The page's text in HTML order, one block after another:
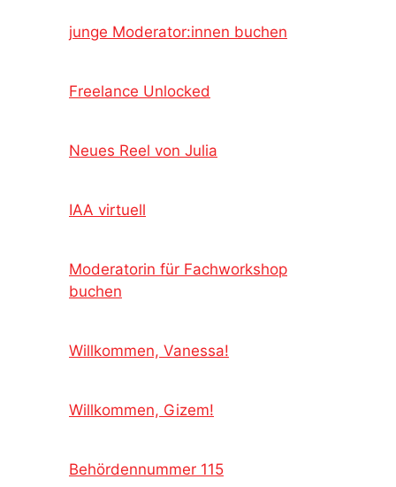
junge Moderator:innen buchen
Freelance Unlocked
Neues Reel von Julia
IAA virtuell
Moderatorin für Fachworkshop
buchen
Willkommen, Vanessa!
Willkommen, Gizem!
Behördennummer 115